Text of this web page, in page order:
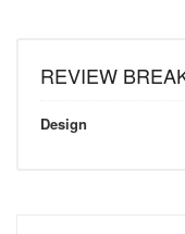
REVIEW
Design